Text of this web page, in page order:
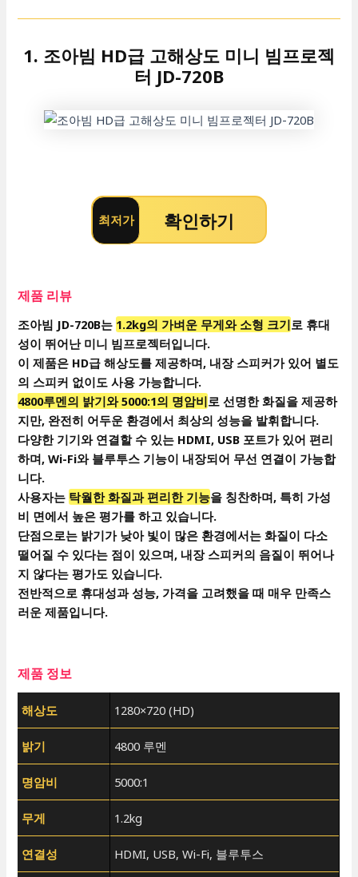
1. 조아빔 HD급 고해상도 미니 빔프로젝
터 JD-720B
최저가 확인하기
제품 리뷰
조아빔 JD-720B는 1.2kg의 가벼운 무게와 소형 크기로 휴대
성이 뛰어난 미니 빔프로젝터입니다.
이 제품은 HD급 해상도를 제공하며, 내장 스피커가 있어 별도
의 스피커 없이도 사용 가능합니다.
4800루멘의 밝기와 5000:1의 명암비로 선명한 화질을 제공하
지만, 완전히 어두운 환경에서 최상의 성능을 발휘합니다.
다양한 기기와 연결할 수 있는 HDMI, USB 포트가 있어 편리
하며, Wi-Fi와 블루투스 기능이 내장되어 무선 연결이 가능합
니다.
사용자는 탁월한 화질과 편리한 기능을 칭찬하며, 특히 가성
비 면에서 높은 평가를 하고 있습니다.
단점으로는 밝기가 낮아 빛이 많은 환경에서는 화질이 다소
떨어질 수 있다는 점이 있으며, 내장 스피커의 음질이 뛰어나
지 않다는 평가도 있습니다.
전반적으로 휴대성과 성능, 가격을 고려했을 때 매우 만족스
러운 제품입니다.
제품 정보
해상도 1280×720 (HD)
밝기 4800 루멘
명암비 5000:1
무게 1.2kg
연결성 HDMI, USB, Wi-Fi, 블루투스